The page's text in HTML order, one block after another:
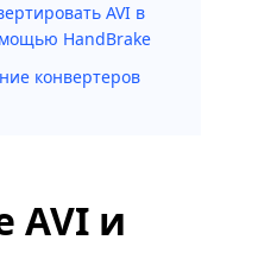
AVI в
HandBrake
конвертеров
AVI и